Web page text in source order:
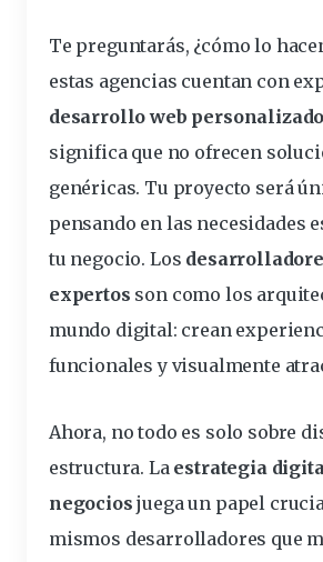
Te preguntarás, ¿cómo lo
estas agencias cuentan con
desarrollo web personalizado
significa que no ofrecen
genéricas. Tu proyecto será
pensando en las necesidades
tu negocio. Los
expertos son como los
mundo digital: crean
funcionales y visualmente
Ahora, no todo es solo sobre
estructura. La estrategia
negocios juega un papel
mismos desarrolladores que